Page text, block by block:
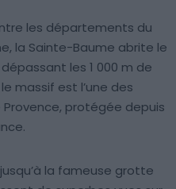
les départements du
la Sainte-Baume abrite le
les 1 000 m de
massif est l’une des
protégée depuis
la fameuse grotte